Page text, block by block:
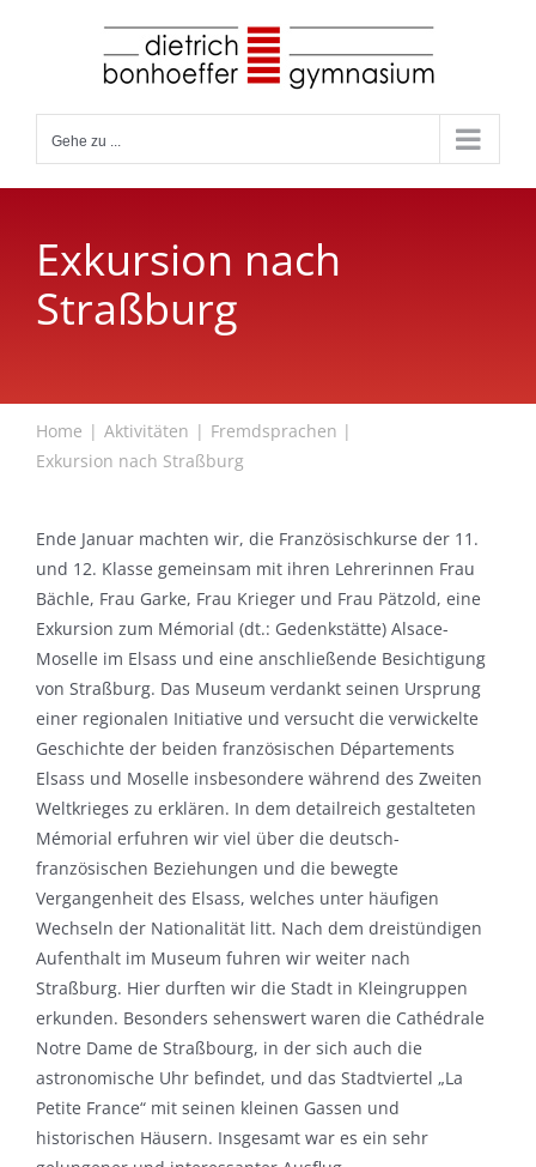
Gehe zu ...
Exkursion nach
Straßburg
Home Aktivitäten
Fremdsprachen
Exkursion nach Straßburg
Ende Januar machten wir, die Französischkurse der 11.
und 12. Klasse gemeinsam mit ihren Lehrerinnen Frau
Bächle, Frau Garke, Frau Krieger und Frau Pätzold, eine
Exkursion zum Mémorial (dt.: Gedenkstätte) Alsace-
Moselle im Elsass und eine anschließende Besichtigung
von Straßburg. Das Museum verdankt seinen Ursprung
einer regionalen Initiative und versucht die verwickelte
Geschichte der beiden französischen Départements
Elsass und Moselle insbesondere während des Zweiten
Weltkrieges zu erklären. In dem detailreich gestalteten
Mémorial erfuhren wir viel über die deutsch-
französischen Beziehungen und die bewegte
Vergangenheit des Elsass, welches unter häufigen
Wechseln der Nationalität litt. Nach dem dreistündigen
Aufenthalt im Museum fuhren wir weiter nach
Straßburg. Hier durften wir die Stadt in Kleingruppen
erkunden. Besonders sehenswert waren die Cathédrale
Notre Dame de Straßbourg, in der sich auch die
astronomische Uhr befindet, und das Stadtviertel „La
Petite France“ mit seinen kleinen Gassen und
historischen Häusern. Insgesamt war es ein sehr